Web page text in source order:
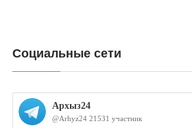
Социальные сети